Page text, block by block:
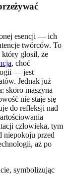
esencji — ich
twórców. To
głosił, że
, choć
— jest
Jednak już
skoro maszyna
nie staje się
do refleksji nad
człowieka, tym
niepokoju przed
aż po